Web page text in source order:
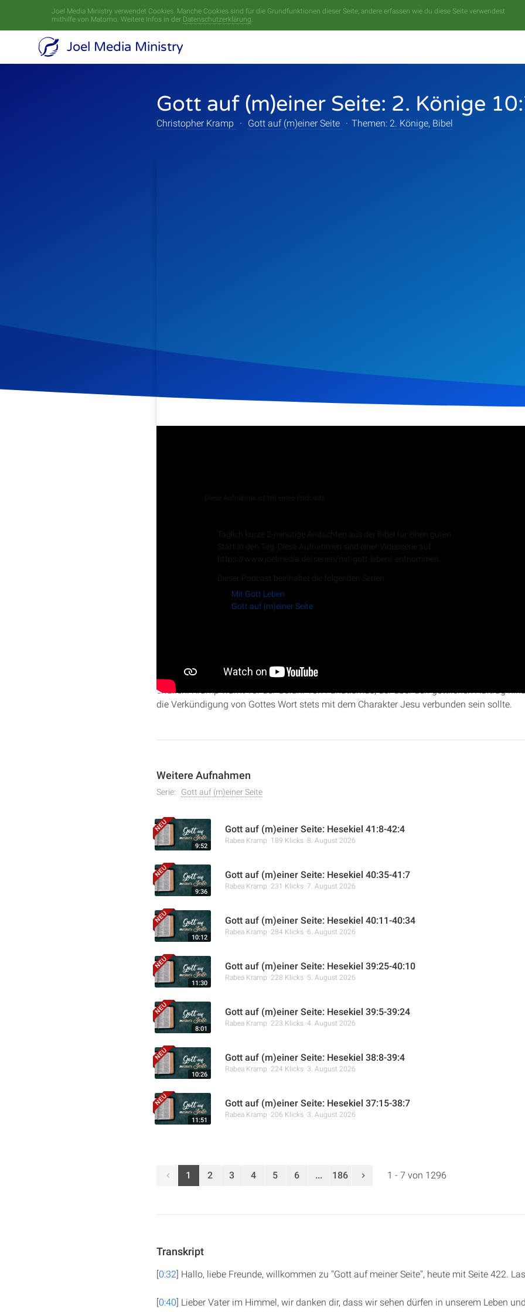
Joel Media Ministry verwendet Cookies. Manche Cookies sind für die Grundfunktionen dieser Seite, andere erfassen wie du diese Seite verwendest
mithilfe von Matomo. Weitere Infos in der Datenschutzerklärung.
Joel Media Ministry
Gott auf (m)einer Seite: 2. Könige
Christopher Kramp · Gott auf (m)einer Seite · Themen: 2. Könige, Bibel
Diese Aufnahme ist teil eines Podcasts
Täglich kurze 2-minütige Andachten aus der Bibel für einen guten
Start in den Tag. Diese Aufnahmen sind einer Videoserie auf
https://www.joelmedia.de/serien/mit-gott-leben/ entnommen.
Dieser Podcast beinhaltet die folgenden Serien:
Mit Gott Leben
Gott auf (m)einer Seite
Jehus brutales Vorgehen, um die Dynastie Ahabs und die Baalspriester auszurotten und
erfüllen. Kramp warnt vor der Gefahr von Fanatismus, der über den göttlichen Auftrag
die Verkündigung von Gottes Wort stets mit dem Charakter Jesu verbunden sein sollte.
Weitere Aufnahmen
Serie: Gott auf (m)einer Seite
9:52
Gott auf (m)einer Seite: Hesekiel 41:8-42:4
Rabea Kramp 189 Klicks 8. August 2026
9:36
Gott auf (m)einer Seite: Hesekiel 40:35-41:7
Rabea Kramp 231 Klicks 7. August 2026
10:12
Gott auf (m)einer Seite: Hesekiel 40:11-40:34
Rabea Kramp 284 Klicks 6. August 2026
11:30
Gott auf (m)einer Seite: Hesekiel 39:25-40:10
Rabea Kramp 228 Klicks 5. August 2026
8:01
Gott auf (m)einer Seite: Hesekiel 39:5-39:24
Rabea Kramp 223 Klicks 4. August 2026
10:26
Gott auf (m)einer Seite: Hesekiel 38:8-39:4
Rabea Kramp 224 Klicks 3. August 2026
11:51
Gott auf (m)einer Seite: Hesekiel 37:15-38:7
Rabea Kramp 206 Klicks 3. August 2026
1 2 3 4 5 6 ... 186 1 - 7 von 1296
Transkript
[0:32] Hallo, liebe Freunde, willkommen zu "Gott auf meiner Seite", heute mit Seite 422.
[0:40] Lieber Vater im Himmel, wir danken dir, dass wir sehen dürfen in unserem Leben